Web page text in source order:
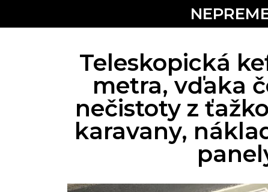
Teleskopická
metra, vďaka
nečistoty z
karavany,